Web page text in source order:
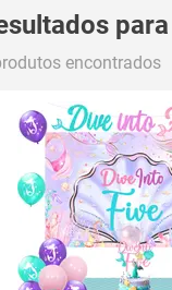
para
encontrados